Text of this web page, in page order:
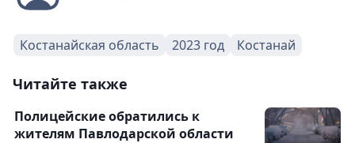
Костанайская область 2023 год Костанай
Читайте также
Полицейские обратились к
жителям Павлодарской области